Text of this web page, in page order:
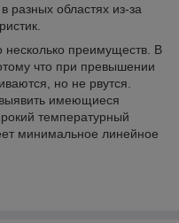
разных областях из-за
преимуществ. В
что при превышении
но не рвутся.
имеющиеся
температурный
минимальное линейное